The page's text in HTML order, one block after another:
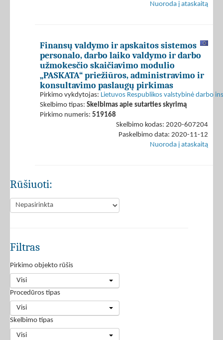
Nuoroda į ataskaitą
Finansų valdymo ir apskaitos sistemos
personalo, darbo laiko valdymo ir darbo
užmokesčio skaičiavimo modulio
„PASKATA“ priežiūros, administravimo ir
konsultavimo paslaugų pirkimas
Pirkimo vykdytojas: Lietuvos Respublikos valstybinė darbo
Skelbimo tipas: Skelbimas apie sutarties skyrimą
Pirkimo numeris: 519168
Skelbimo kodas: 2020-607204
Paskelbimo data: 2020-11-12
Nuoroda į ataskaitą
Rūšiuoti:
Filtras
Pirkimo objekto rūšis
Visi
Procedūros tipas
Visi
Skelbimo tipas
Visi